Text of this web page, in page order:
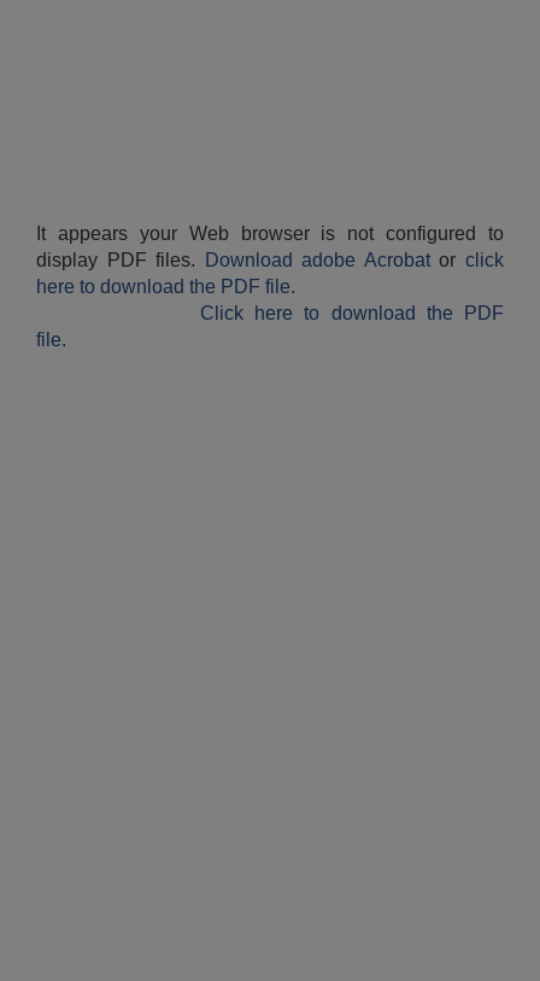
It appears your Web browser is not configured to
display PDF files.
Download adobe Acrobatorclick
here to download the PDF file.
Click here to download the PDF
file.